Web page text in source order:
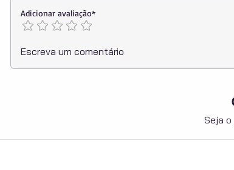
Adicionar avaliação*
Escreva um comentário
Seja